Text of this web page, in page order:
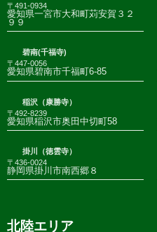
〒491-0934
愛知県一宮市大和町苅安賀３２
９９
碧南(千福寺)
〒447-0056
愛知県碧南市千福町6-85
稲沢（康勝寺）
〒492-8239
愛知県稲沢市奥田中切町58
掛川（徳雲寺）
〒436-0024
静岡県掛川市南西郷８
北陸エリア